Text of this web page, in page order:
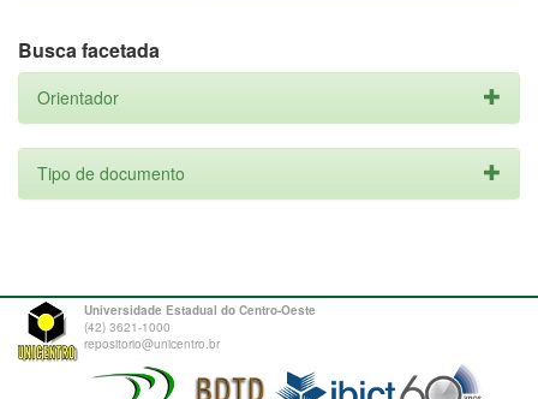
Busca facetada
Orientador
Tipo de documento
Universidade Estadual do Centro-Oeste
(42) 3621-1000
repositorio@unicentro.br